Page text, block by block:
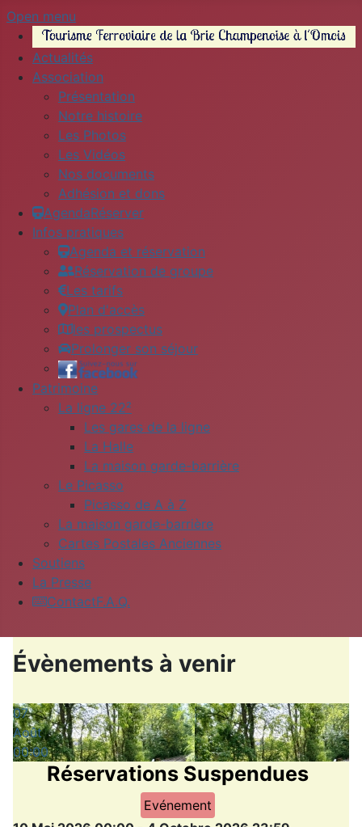
Open menu
Actualités
Association
Présentation
Notre histoire
Les Photos
Les Vidéos
Nos documents
Adhésion et dons
AgendaRéserver
Infos pratiques
Agenda et réservation
Réservation de groupe
Les tarifs
Plan d'accès
les prospectus
Prolonger son séjour
Patrimoine
La ligne 22²
Les gares de la ligne
La Halle
La maison garde-barrière
Le Picasso
Picasso de A à Z
La maison garde-barrière
Cartes Postales Anciennes
Soutiens
La Presse
ContactF.A.Q.
Évènements à venir
07
Août
00:00
Réservations Suspendues
Evénement